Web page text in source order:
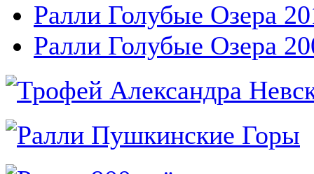
Ралли Голубые Озера
Ралли Голубые Озера